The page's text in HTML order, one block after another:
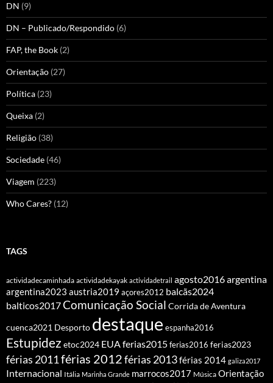
DN (9)
DN – Publicado/Respondido (6)
FAP, the Book (2)
Orientação (27)
Política (23)
Queixa (2)
Religião (38)
Sociedade (46)
Viagem (223)
Who Cares? (12)
TAGS
actividadecaminhada actividadekayak actividadetrail agosto2016argentina
argentina2023 austria2019 açores2012 balcãs2024
balticos2017Comunicação Social Corrida de Aventura
cuenca2021 Desporto destaque espanha2016
Estupidez etoc2024 EUAferias2015ferias2016 ferias2023
férias 2011férias 2012férias 2013férias 2014 galiza2017
Internacional Itália Marinha Grande marrocos2017 Música Orientação